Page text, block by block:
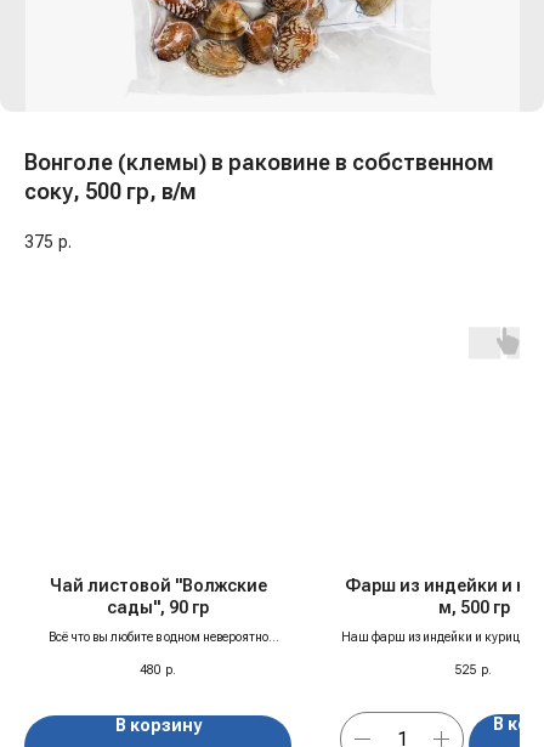
Вонголе (клемы) в раковине в собственном
соку, 500 гр, в/м
375 р.
Чай листовой "Волжские
сады", 90 гр
Всё что вы любите в одном невероятно
480 р.
В корзину
Фарш из индейки и
м, 500 гр
Наш фарш из индейки и курицы —
Только премиальная вырезка
шоковую заморозку для
пользы.
525 р.
В